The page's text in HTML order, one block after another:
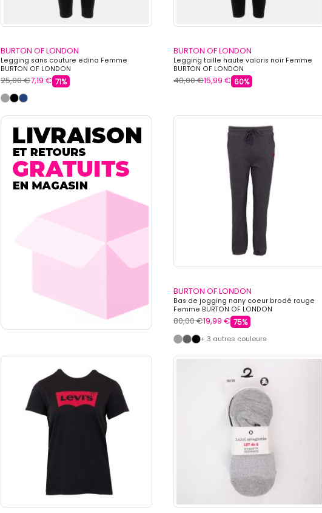
BURTON OF LONDON
Legging sans couture edina Femme
BURTON OF LONDON
25,00 €7,19 € 71%
BURTON OF LONDON
Legging taille haute valoris noir Femme
BURTON OF LONDON
40,00 €15,99 € 60%
BURTON OF LONDON
Bas de jogging nany coeur brodé rouge
Femme BURTON OF LONDON
80,00 €19,99 € 75%
+ 3 autres couleurs